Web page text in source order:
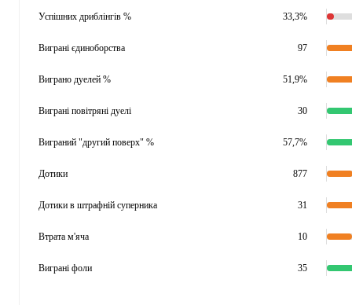
Успішних дриблінгів % 33,3%
Виграні єдиноборства 97
Виграно дуелей % 51,9%
Виграні повітряні дуелі 30
Виграний "другий поверх" % 57,7%
Дотики 877
Дотики в штрафній суперника 31
Втрата м'яча 10
Виграні фоли 35